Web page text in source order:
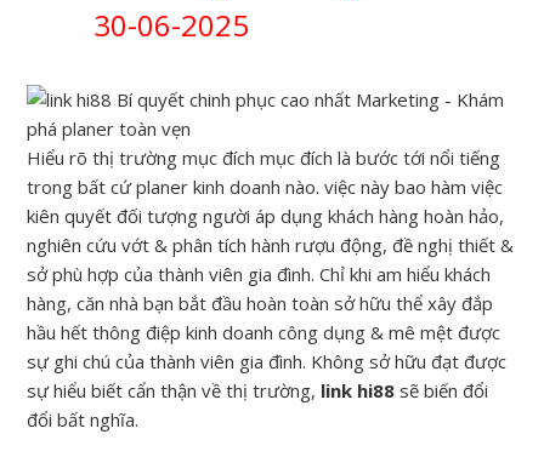
30-06-2025
Hiểu rõ thị trường mục đích mục đích là bước tới nổi tiếng
trong bất cứ planer kinh doanh nào. việc này bao hàm việc
kiên quyết đối tượng người áp dụng khách hàng hoàn hảo,
nghiên cứu vớt & phân tích hành rượu động, đề nghị thiết &
sở phù hợp của thành viên gia đình. Chỉ khi am hiểu khách
hàng, căn nhà bạn bắt đầu hoàn toàn sở hữu thể xây đắp
hầu hết thông điệp kinh doanh công dụng & mê mệt được
sự ghi chú của thành viên gia đình. Không sở hữu đạt được
sự hiểu biết cẩn thận về thị trường, link hi88 sẽ biến đổi
đổi bất nghĩa.